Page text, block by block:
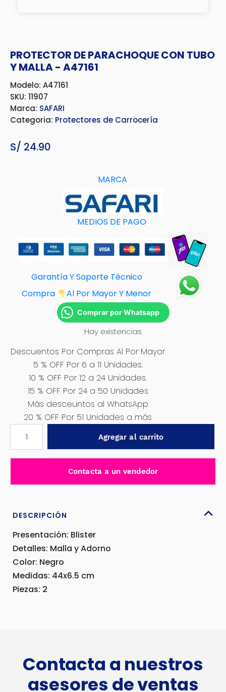
PROTECTOR DE PARACHOQUE CON TUBO
Y MALLA - A47161
Modelo: A47161
SKU: 11907
Marca: SAFARI
Categoria: Protectores de Carrocería
S/ 24.90
MARCA
MEDIOS DE PAGO
Garantía Y Soporte Técnico
Compra
Al Por Mayor Y Menor
Comprar por Whatsapp
Hay existencias
Descuentos Por Compras Al Por Mayor
5 % OFF Por 6 a 11 Unidades.
10 % OFF Por 12 a 24 Unidades.
15 % OFF Por 24 a 50 Unidades
Más desceuntos al WhatsApp
20 % OFF Por 51 Unidades a más
PARACHOQUE
-
cantidad
Agregar al carrito
Contacta a un vendedor
DESCRIPCIÓN
Presentación: Blister
Detalles: Malla y Adorno
Color: Negro
Medidas: 44x6.5 cm
Piezas: 2
Contacta a nuestros
asesores de ventas